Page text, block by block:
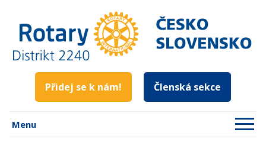
Přidej se k nám! Členská sekce
Menu